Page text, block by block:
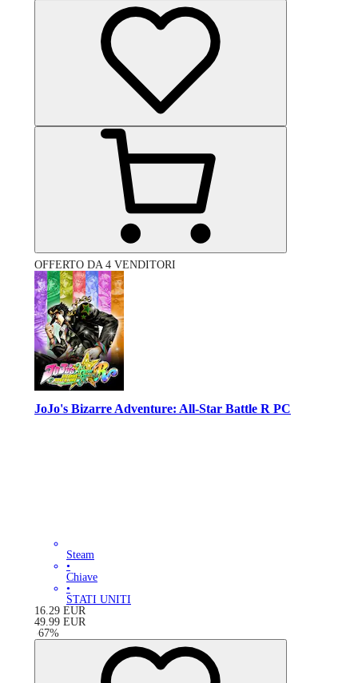
OFFERTO DA 4 VENDITORI
JoJo's Bizarre Adventure: All-Star Battle R PC
Steam
•
Chiave
•
STATI UNITI
16.29 EUR
49.99 EUR
-67%